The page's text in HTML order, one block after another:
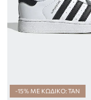
-15% ΜΕ ΚΩΔΙΚΟ: TAN